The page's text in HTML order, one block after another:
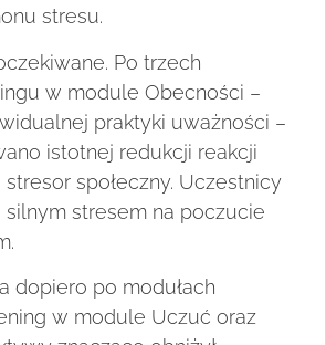
stresu.
Po trzech
w module Obecności –
praktyki uważności –
istotnej redukcji reakcji
społeczny. Uczestnicy
silnym stresem na poczucie
dopiero po modułach
w module Uczuć oraz